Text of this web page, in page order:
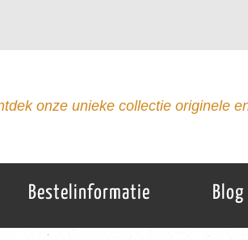
onze unieke collectie originele
Bestelinformatie Blog